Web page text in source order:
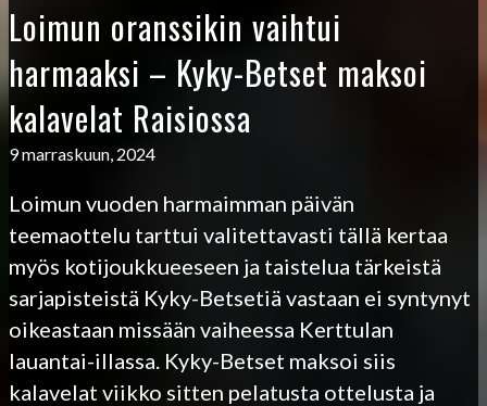
Loimun oranssikin vaihtui
harmaaksi – Kyky-Betset maksoi
kalavelat Raisiossa
9 marraskuun, 2024
Loimun vuoden harmaimman päivän
teemaottelu tarttui valitettavasti tällä kertaa
myös kotijoukkueeseen ja taistelua tärkeistä
sarjapisteistä Kyky-Betsetiä vastaan ei syntynyt
oikeastaan missään vaiheessa Kerttulan
lauantai-illassa. Kyky-Betset maksoi siis
kalavelat viikko sitten pelatusta ottelusta ja